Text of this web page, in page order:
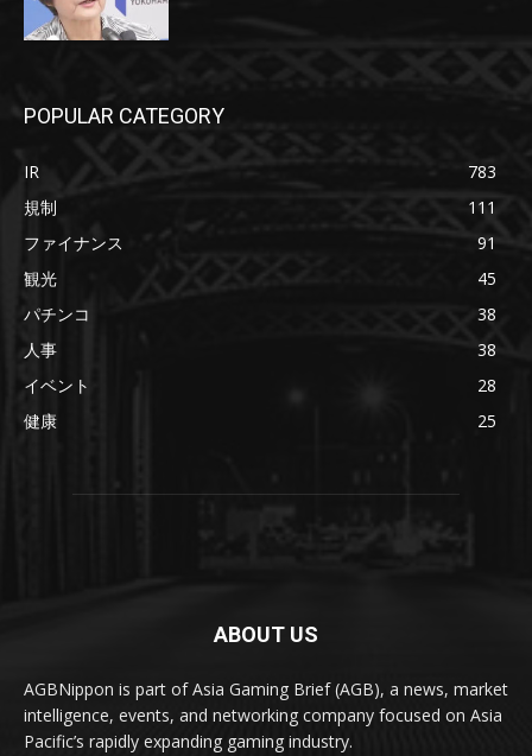
POPULAR CATEGORY
IR
783
規制
111
ファイナンス
91
観光
45
パチンコ
38
人事
38
イベント
28
健康
25
ABOUT US
AGBNippon is part of Asia Gaming Brief (AGB), a news, market
intelligence, events, and networking company focused on Asia
Pacific’s rapidly expanding gaming industry.